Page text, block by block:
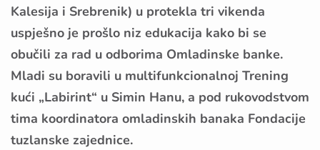
Kalesija i Srebrenik) u protekla tri vikenda
uspješno je prošlo niz edukacija kako bi se
obučili za rad u odborima Omladinske banke.
Mladi su boravili u multifunkcionalnoj Trening
kući „Labirint“ u Simin Hanu, a pod rukovodstvom
tima koordinatora omladinskih banaka Fondacije
tuzlanske zajednice.